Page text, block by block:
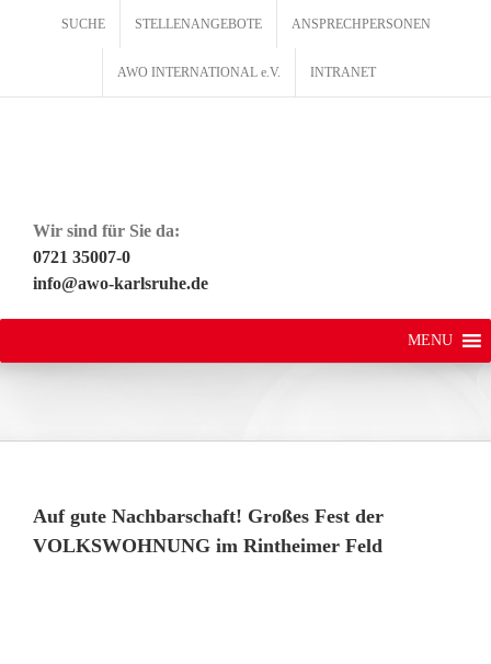
SUCHE STELLENANGEBOTE ANSPRECHPERSONEN
AWO INTERNATIONAL e.V. INTRANET
Wir sind für Sie da:
0721 35007-0
info@awo-karlsruhe.de
MENU
Auf gute Nachbarschaft! Großes Fest der
VOLKSWOHNUNG im Rintheimer Feld